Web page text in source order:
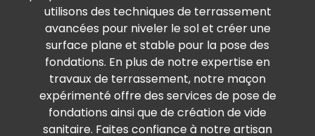
utilisons des techniques de terrassement
avancées pour niveler le sol et créer une
surface plane et stable pour la pose des
fondations. En plus de notre expertise en
travaux de terrassement, notre maçon
expérimenté offre des services de pose de
fondations ainsi que de création de vide
sanitaire. Faites confiance à notre artisan